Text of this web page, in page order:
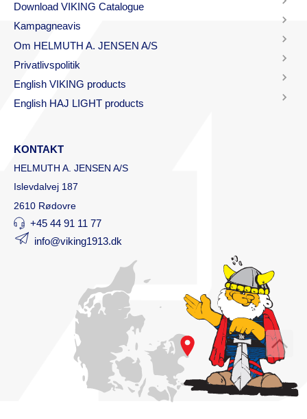
Download VIKING Catalogue
Kampagneavis
Om HELMUTH A. JENSEN A/S
Privatlivspolitik
English VIKING products
English HAJ LIGHT products
KONTAKT
HELMUTH A. JENSEN A/S
Islevdalvej 187
2610 Rødovre
+45 44 91 11 77
info@viking1913.dk